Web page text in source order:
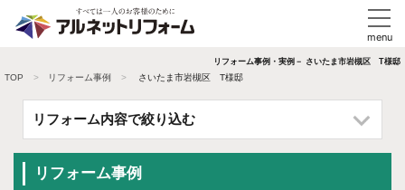
リフォーム事例・実例－ さいたま市岩槻区 T様邸
TOP リフォーム事例 さいたま市岩槻区 T様邸
リフォーム内容で絞り込む
リフォーム事例